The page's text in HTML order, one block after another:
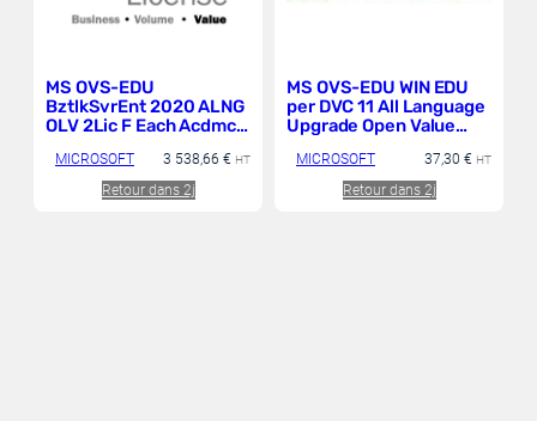
MS OVS-EDU
BztlkSvrEnt 2020 ALNG
OLV 2Lic F Each Acdmc
MICROSOFT 3 538,66 € HT
Retour dans 2j
MS OVS-EDU WIN EDU
per DVC 11 All Language
Upgrade Open Value
Enterprise
MICROSOFT 37,30 € HT
Retour dans 2j